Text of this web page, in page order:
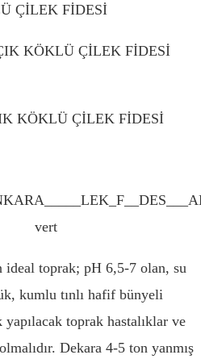
ÇİLEK FİDESİ
KÖKLÜ ÇİLEK FİDESİ
KÖKLÜ ÇİLEK FİDESİ
toprak; pH 6,5-7 olan, su
kumlu tınlı hafif bünyeli
toprak hastalıklar ve
Dekara 4-5 ton yanmış